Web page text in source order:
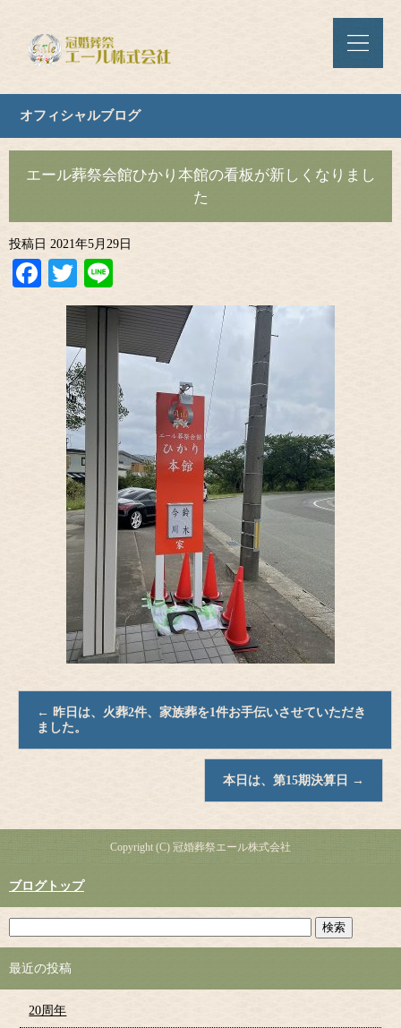
オフィシャルブログ
エール葬祭会館ひかり本館の看板が新しくなりまし
た
投稿日 2021年5月29日
Facebook
Twitter
← 昨日は、火葬2件、家族葬を1件お手伝いさせていただき
ました。
本日は、第15期決算日 →
Copyright (C) 冠婚葬祭エール株式会社
ブログトップ
最近の投稿
20周年